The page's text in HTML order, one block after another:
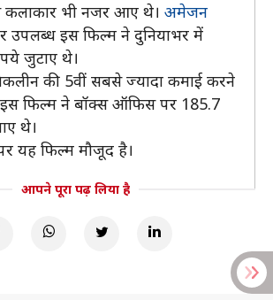
भी नजर आए थे। अमेजन
उपलब्ध इस फिल्म ने दुनियाभर में
जुटाए थे।
की 5वीं सबसे ज्यादा कमाई करने
इस फिल्म ने बॉक्स ऑफिस पर 185.7
थे।
यह फिल्म मौजूद है।
आपने पूरा पढ़ लिया है